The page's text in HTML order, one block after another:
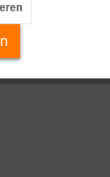
Inaktiv